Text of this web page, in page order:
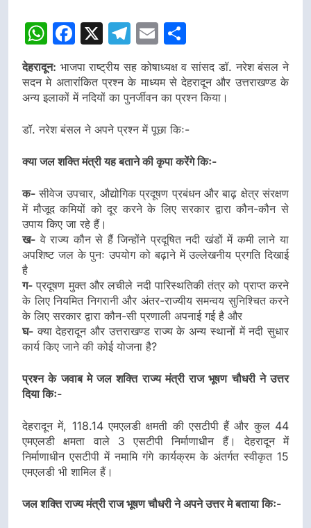
WhatsApp
Facebook
X Telegram
Email
देहरादून: भाजपा राष्ट्रीय सह कोषाध्यक्ष व सांसद डॉ. नरेश बंसल ने
सदन मे अतारांकित प्रश्न के माध्यम से देहरादून और उत्तराखण्ड के
अन्य इलाकों में नदियों का पुनर्जीवन का प्रश्न किया।
डॉ. नरेश बंसल ने अपने प्रश्न में पूछा किः-
क्या जल शक्ति मंत्री यह बताने की कृपा करेंगे किः-
क- सीवेज उपचार, औद्योगिक प्रदूषण प्रबंधन और बाढ़ क्षेत्र संरक्षण
में मौजूद कमियों को दूर करने के लिए सरकार द्वारा कौन-कौन से
उपाय किए जा रहे हैं।
ख- वे राज्य कौन से हैं जिन्होंने प्रदूषित नदी खंडों में कमी लाने या
अपशिष्ट जल के पुनः उपयोग को बढ़ाने में उल्लेखनीय प्रगति दिखाई
है
ग- प्रदूषण मुक्त और लचीले नदी पारिस्थतिकी तंत्र को प्राप्त करने
के लिए नियमित निगरानी और अंतर-राज्यीय समन्वय सुनिश्चित करने
के लिए सरकार द्वारा कौन-सी प्रणाली अपनाई गई है और
घ- क्या देहरादून और उत्तराखण्ड राज्य के अन्य स्थानों में नदी सुधार
कार्य किए जाने की कोई योजना है?
प्रश्न के जवाब मे जल शक्ति राज्य मंत्री राज भूषण चौधरी ने उत्तर
दिया किः-
देहरादून में, 118.14 एमएलडी क्षमती की एसटीपी हैं और कुल 44
एमएलडी क्षमता वाले 3 एसटीपी निर्माणाधीन हैं। देहरादून में
निर्माणाधीन एसटीपी में नमामि गंगे कार्यक्रम के अंतर्गत स्वीकृत 15
एमएलडी भी शामिल हैं।
जल शक्ति राज्य मंत्री राज भूषण चौधरी ने अपने उत्तर मे बताया किः-